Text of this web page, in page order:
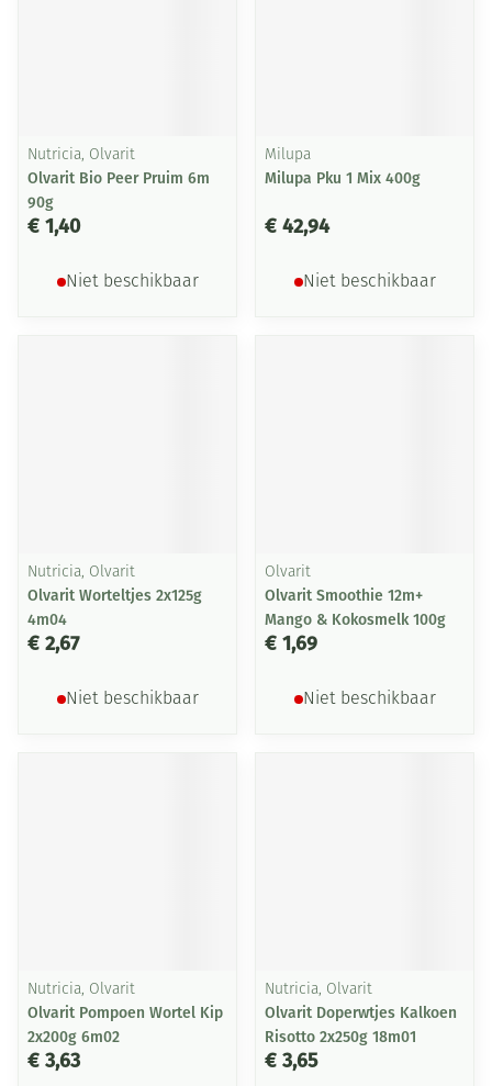
Nutricia, Olvarit
Olvarit Bio Peer Pruim 6m
90g
€ 1,40
Niet beschikbaar
Milupa
Milupa Pku 1 Mix 400g
€ 42,94
Niet beschikbaar
Nutricia, Olvarit
Olvarit Worteltjes 2x125g
4m04
€ 2,67
Niet beschikbaar
Olvarit
Olvarit Smoothie 12m+
Mango & Kokosmelk 100g
€ 1,69
Niet beschikbaar
Nutricia, Olvarit
Olvarit Pompoen Wortel Kip
2x200g 6m02
€ 3,63
Nutricia, Olvarit
Olvarit Doperwtjes Kalkoen
Risotto 2x250g 18m01
€ 3,65